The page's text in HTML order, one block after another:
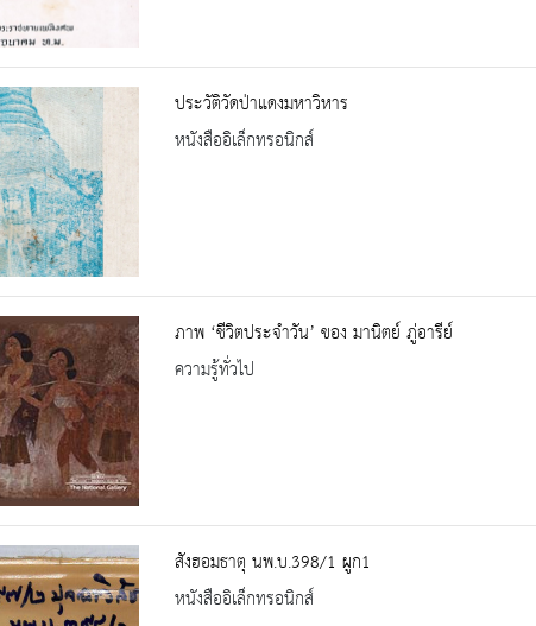
ประวัติวัดป่าแดงมหาวิหาร
หนังสืออิเล็กทรอนิกส์
ภาพ ‘ชีวิตประจำวัน’ ของ มานิตย์ ภู่อารีย์
ความรู้ทั่วไป
สังฮอมธาตุ นพ.บ.398/1 ผูก1
หนังสืออิเล็กทรอนิกส์